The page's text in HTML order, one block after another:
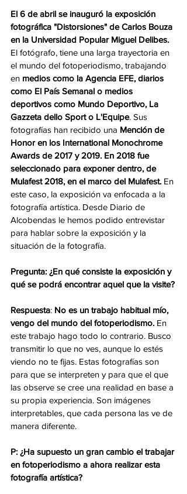
El 6 de abril se inauguró la exposición
fotográfica "Distorsiones" de Carlos Bouza
en la Universidad Popular Miguel Delibes.
El fotógrafo, tiene una larga trayectoria en
el mundo del fotoperiodismo, trabajando
en medios como la Agencia EFE, diarios
como El País Semanal o medios
deportivos como Mundo Deportivo, La
Gazzeta dello Sport o L'Equipe. Sus
fotografías han recibido una Mención de
Honor en los International Monochrome
Awards de 2017 y 2019. En 2018 fue
seleccionado para exponer dentro, de
Mulafest 2018, en el marco del Mulafest. En
este caso, la exposición va enfocada a la
fotografía artística. Desde Diario de
Alcobendas le hemos podido entrevistar
para hablar sobre la exposición y la
situación de la fotografía.
Pregunta: ¿En qué consiste la exposición y
qué se podrá encontrar aquel que la visite?
Respuesta: No es un trabajo habitual mío,
vengo del mundo del fotoperiodismo. En
este trabajo hago todo lo contrario. Busco
transmitir lo que no ves, aunque lo estés
viendo no te fijas. Estas fotografías son
para que se interpreten y para que el que
las observe se cree una realidad en base a
su propia experiencia. Son imágenes
interpretables, que cada persona las ve de
manera diferente.
P: ¿Ha supuesto un gran cambio el trabajar
en fotoperiodismo a ahora realizar esta
fotografía artística?